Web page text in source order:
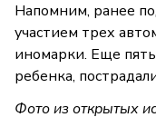
Напомним, ранее
участием трех
иномарки. Еще пять
ребенка,
Фото из открытых